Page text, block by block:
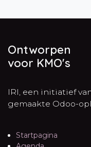
Ontworpen
voor KMO's
IRI, een initiatief
gemaakte Odoo-
Startpagina